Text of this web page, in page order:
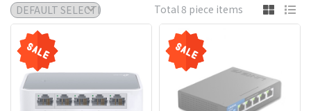
Total 8 piece items